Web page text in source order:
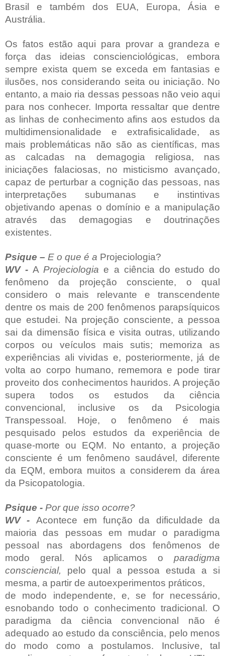
Brasil e também dos EUA, Europa, Ásia e
Austrália.
Os fatos estão aqui para provar a grandeza e
força das ideias conscienciológicas, embora
sempre exista quem se exceda em fantasias e
ilusões, nos considerando seita ou iniciação. No
entanto, a maio ria dessas pessoas não veio aqui
para nos conhecer. Importa ressaltar que dentre
as linhas de conhecimento afins aos estudos da
multidimensionalidade e extrafisicalidade, as
mais problemáticas não são as científicas, mas
as calcadas na demagogia religiosa, nas
iniciações falaciosas, no misticismo avançado,
capaz de perturbar a cognição das pessoas, nas
interpretações subumanas e instintivas
objetivando apenas o domínio e a manipulação
através das demagogias e doutrinações
existentes.
Psique – E o que é a Projeciologia?
WV -A Projeciologiae a ciência do estudo do
fenômeno da projeção consciente, o qual
considero o mais relevante e transcendente
dentre os mais de 200 fenômenos parapsíquicos
que estudei. Na projeção consciente, a pessoa
sai da dimensão física e visita outras, utilizando
corpos ou veículos mais sutis; memoriza as
experiências ali vividas e, posteriormente, já de
volta ao corpo humano, rememora e pode tirar
proveito dos conhecimentos hauridos. A projeção
supera todos os estudos da ciência
convencional, inclusive os da Psicologia
Transpessoal. Hoje, o fenômeno é mais
pesquisado pelos estudos da experiência de
quase-morte ou EQM. No entanto, a projeção
consciente é um fenômeno saudável, diferente
da EQM, embora muitos a considerem da área
da Psicopatologia.
Psique - Por que isso ocorre?
WV - Acontece em função da dificuldade da
maioria das pessoas em mudar o paradigma
pessoal nas abordagens dos fenômenos de
modo geral. Nós aplicamos o paradigma
consciencial, pelo qual a pessoa estuda a si
mesma, a partir de autoexperimentos práticos,
de modo independente, e, se for necessário,
esnobando todo o conhecimento tradicional. O
paradigma da ciência convencional não é
adequado ao estudo da consciência, pelo menos
do modo como a postulamos. Inclusive, tal